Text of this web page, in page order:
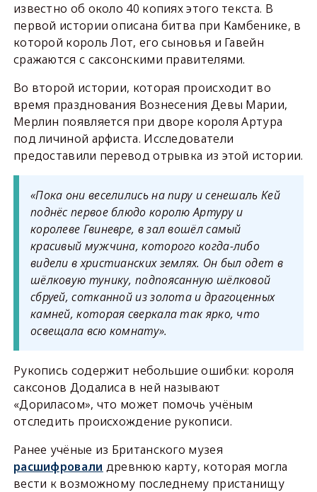
известно об около 40 копиях этого текста. В
первой истории описана битва при Камбенике, в
которой король Лот, его сыновья и Гавейн
сражаются с саксонскими правителями.
Во второй истории, которая происходит во
время празднования Вознесения Девы Марии,
Мерлин появляется при дворе короля Артура
под личиной арфиста. Исследователи
предоставили перевод отрывка из этой истории.
«Пока они веселились на пиру и сенешаль Кей
поднёс первое блюдо королю Артуру и
королеве Гвиневре, в зал вошёл самый
красивый мужчина, которого когда-либо
видели в христианских землях. Он был одет в
шёлковую тунику, подпоясанную шёлковой
сбруей, сотканной из золота и драгоценных
камней, которая сверкала так ярко, что
освещала всю комнату».
Рукопись содержит небольшие ошибки: короля
саксонов Додалиса в ней называют
«Дориласом», что может помочь учёным
отследить происхождение рукописи.
Ранее учёные из Британского музея
расшифровали древнюю карту, которая могла
вести к возможному последнему пристанищу